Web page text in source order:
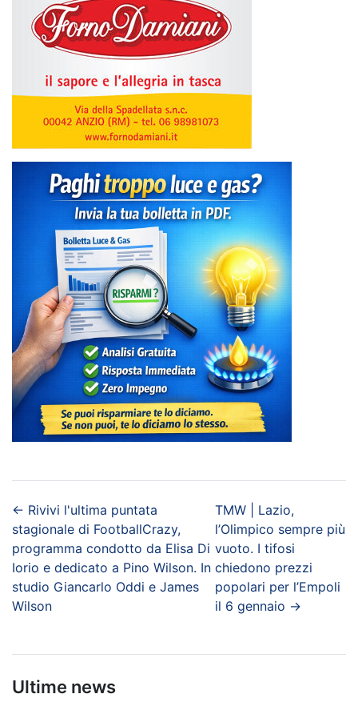
← Rivivi l'ultima puntata
stagionale di FootballCrazy,
programma condotto da Elisa Di
Iorio e dedicato a Pino Wilson. In
studio Giancarlo Oddi e James
Wilson
TMW | Lazio,
l’Olimpico sempre più
vuoto. I tifosi
chiedono prezzi
popolari per l’Empoli
il 6 gennaio →
Ultime news